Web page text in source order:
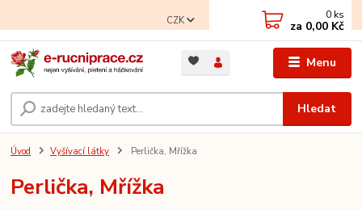
Menu
CZK
Hledat
0 ks
za 0,00 Kč
Úvod Vyšívací látky Perlička, Mřížka
Perlička, Mřížka